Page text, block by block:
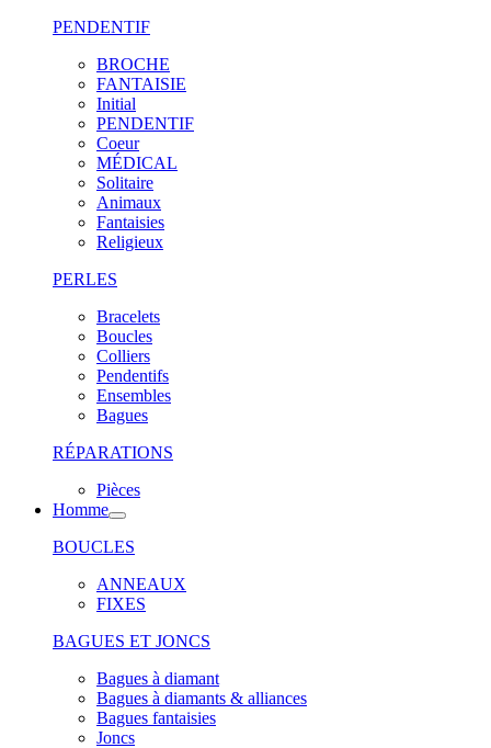
PENDENTIF
BROCHE
FANTAISIE
Initial
PENDENTIF
Coeur
MÉDICAL
Solitaire
Animaux
Fantaisies
Religieux
PERLES
Bracelets
Boucles
Colliers
Pendentifs
Ensembles
Bagues
RÉPARATIONS
Pièces
Homme
BOUCLES
ANNEAUX
FIXES
BAGUES ET JONCS
Bagues à diamant
Bagues à diamants & alliances
Bagues fantaisies
Joncs